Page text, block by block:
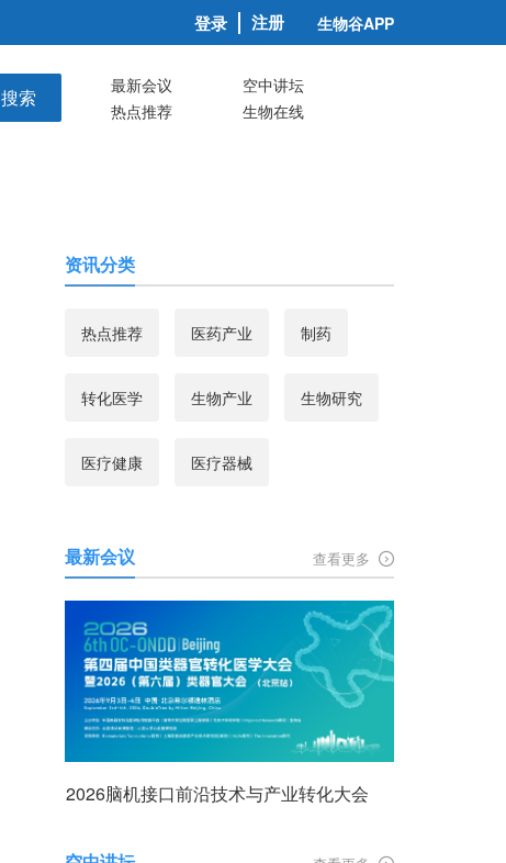
登录 注册 生物谷APP
搜索 最新会议
空中讲坛
热点推荐
生物在线
资讯分类
热点推荐 医药产业 制药
转化医学 生物产业 生物研究
医疗健康 医疗器械
最新会议 查看更多
2026脑机接口前沿技术与产业转化大会